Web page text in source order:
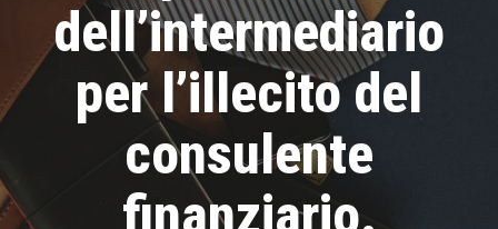
dell’intermediario
per l’illecito del
consulente
finanziario.